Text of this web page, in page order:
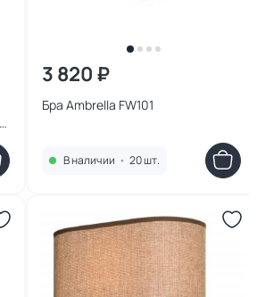
3 820 ₽
Бра Ambrella FW101
В наличии • 20 шт.